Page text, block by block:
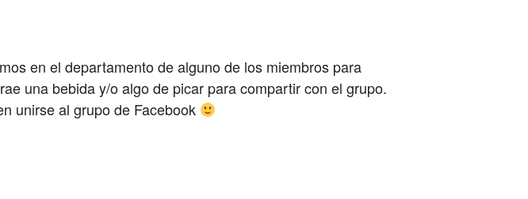
en el departamento de alguno de los miembros para
una bebida y/o algo de picar para compartir con el grupo.
unirse al grupo de Facebook